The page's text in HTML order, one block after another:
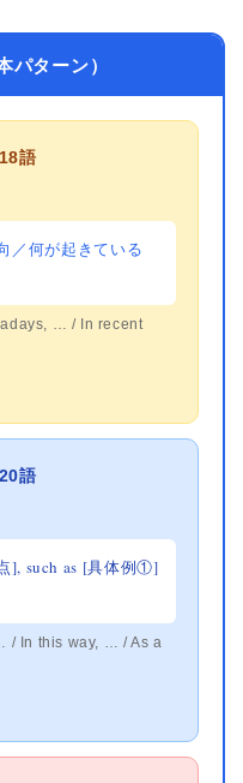
パターン）
語
／何が起きている
… / In recent
語
], such as [具体例①]
/ In this way, … / As a